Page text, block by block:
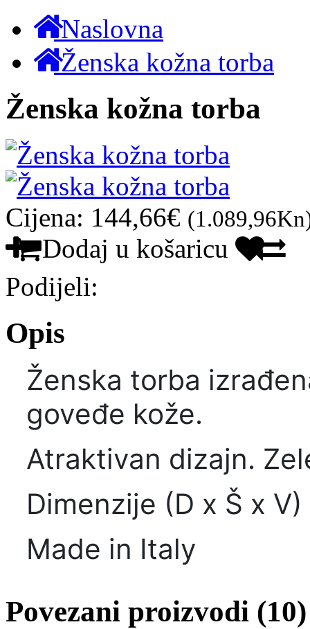
Naslovna
Ženska kožna torba
Ženska kožna torba
Cijena: 144,66€
Dodaj u košaricu
Podijeli:
Opis
Ženska torba
goveđe kože.
Atraktivan dizajn.
Dimenzije (D x Š x
Made in Italy
Povezani proizvodi (10)